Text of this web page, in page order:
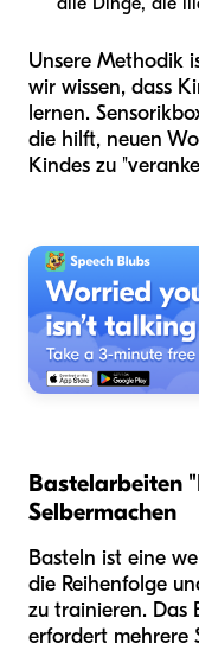
Unsere Methodik
wir wissen, dass
lernen.
die hilft, neuen
Kindes zu
Bastelarbeiten
Selbermachen
Basteln ist eine
die Reihenfolge
zu trainieren. Das
erfordert mehrere